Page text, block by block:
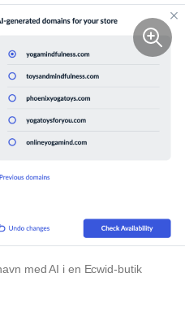
med AI i en Ecwid-butik